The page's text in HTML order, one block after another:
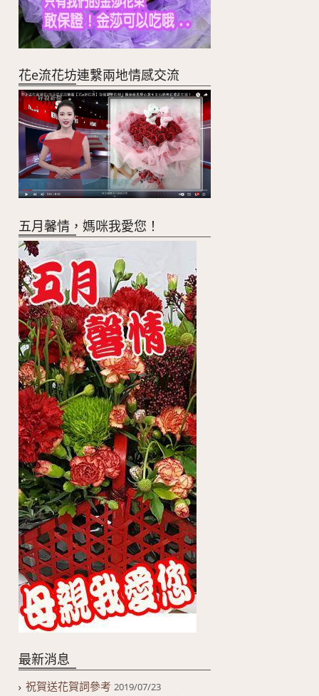
花e流花坊連繫兩地情感交流
五月馨情，媽咪我愛您！
最新消息
祝賀送花賀詞參考 2019/07/23